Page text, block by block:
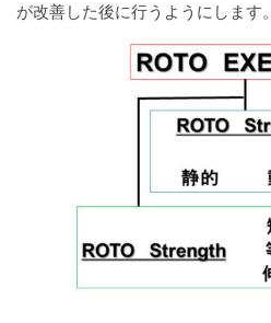
が改善した後に行うようにします。